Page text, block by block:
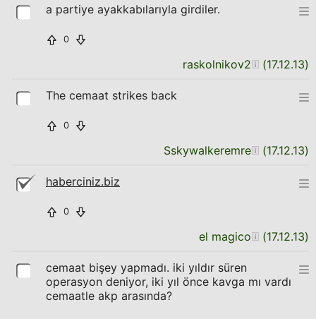
a partiye ayakkabılarıyla girdiler.
0
raskolnikov2 (17.12.13)
The cemaat strikes back
0
Sskywalkeremre (17.12.13)
haberciniz.biz
0
el magico (17.12.13)
cemaat bişey yapmadı. iki yıldır süren
operasyon deniyor, iki yıl önce kavga mı vardı
cemaatle akp arasında?